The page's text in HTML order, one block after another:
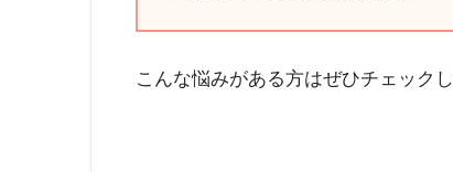
こんな悩みがある方はぜひチェック